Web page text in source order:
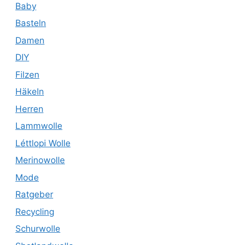
Baby
Basteln
Damen
DIY
Filzen
Häkeln
Herren
Lammwolle
Léttlopi Wolle
Merinowolle
Mode
Ratgeber
Recycling
Schurwolle